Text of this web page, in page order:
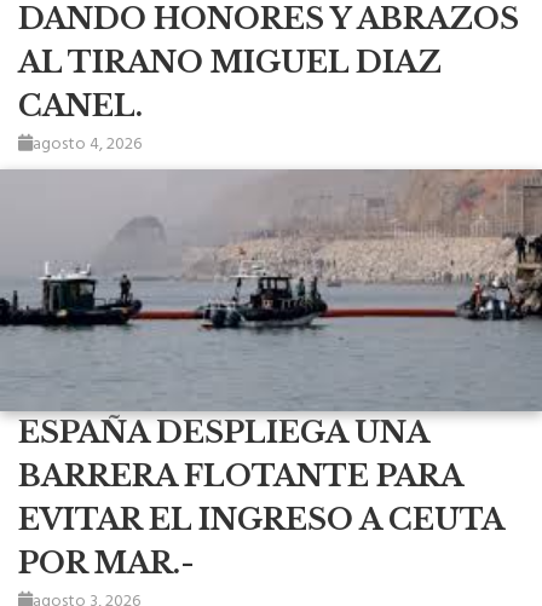
DANDO HONORES Y ABRAZOS
AL TIRANO MIGUEL DIAZ
CANEL.
agosto 4, 2026
ESPAÑA DESPLIEGA UNA
BARRERA FLOTANTE PARA
EVITAR EL INGRESO A CEUTA
POR MAR.-
agosto 3, 2026